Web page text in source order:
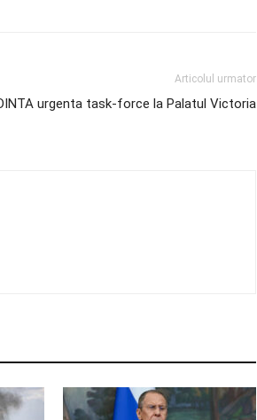
Articolul urmator
urgenta task-force la Palatul Victoria